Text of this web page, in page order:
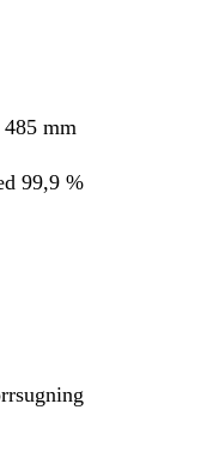
mm
99,9 %